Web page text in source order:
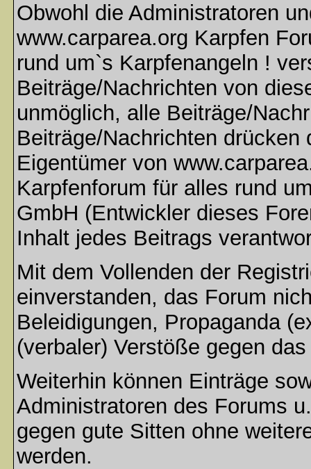
Obwohl die Administratoren
www.carparea.org Karpfen
rund um`s Karpfenangeln !
Beiträge/Nachrichten von
unmöglich, alle Beiträge/
Beiträge/Nachrichten
Eigentümer von
Karpfenforum für alles rund
GmbH (Entwickler dieses
Inhalt jedes Beitrags
Mit dem Vollenden der
einverstanden, das Forum
Beleidigungen, Propaganda
(verbaler) Verstöße gegen
Weiterhin können Einträge
Administratoren des Forums
gegen gute Sitten ohne
werden.